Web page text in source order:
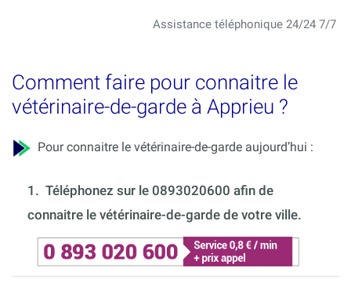
Assistance téléphonique 24/24 7/7
Comment faire pour connaitre le
vétérinaire-de-garde à Apprieu ?
Pour connaitre le vétérinaire-de-garde aujourd’hui :
1. Téléphonez sur le 0893020600 afin de
connaitre le vétérinaire-de-garde de votre ville.